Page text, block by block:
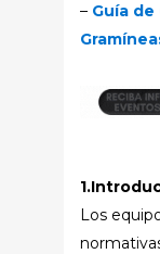
– Guía
Los